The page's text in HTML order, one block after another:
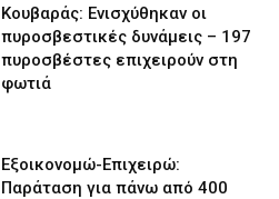
Κουβαράς: Ενισχύθηκαν οι
πυροσβεστικές δυνάμεις – 197
πυροσβέστες επιχειρούν στη
φωτιά
Εξοικονομώ-Επιχειρώ:
Παράταση για πάνω από 400